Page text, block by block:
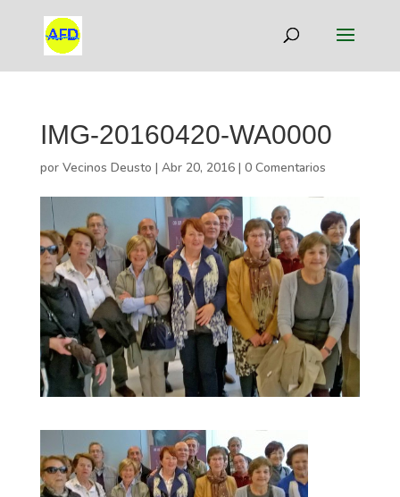
IMG-20160420-WA0000
por Vecinos Deusto | Abr 20, 2016| 0 Comentarios